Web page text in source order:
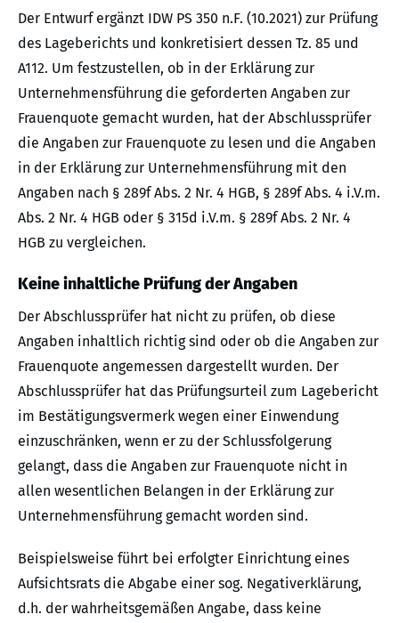
Der Entwurf ergänzt IDW PS 350 n.F. (10.2021) zur Prüfung
des Lageberichts und konkretisiert dessen Tz. 85 und
A112. Um festzustellen, ob in der Erklärung zur
Unternehmensführung die geforderten Angaben zur
Frauenquote gemacht wurden, hat der Abschlussprüfer
die Angaben zur Frauenquote zu lesen und die Angaben
in der Erklärung zur Unternehmensführung mit den
Angaben nach § 289f Abs. 2 Nr. 4 HGB, § 289f Abs. 4 i.V.m.
Abs. 2 Nr. 4 HGB oder § 315d i.V.m. § 289f Abs. 2 Nr. 4
HGB zu vergleichen.
Keine inhaltliche Prüfung der Angaben
Der Abschlussprüfer hat nicht zu prüfen, ob diese
Angaben inhaltlich richtig sind oder ob die Angaben zur
Frauenquote angemessen dargestellt wurden. Der
Abschlussprüfer hat das Prüfungsurteil zum Lagebericht
im Bestätigungsvermerk wegen einer Einwendung
einzuschränken, wenn er zu der Schlussfolgerung
gelangt, dass die Angaben zur Frauenquote nicht in
allen wesentlichen Belangen in der Erklärung zur
Unternehmensführung gemacht worden sind.
Beispielsweise führt bei erfolgter Einrichtung eines
Aufsichtsrats die Abgabe einer sog. Negativerklärung,
d.h. der wahrheitsgemäßen Angabe, dass keine